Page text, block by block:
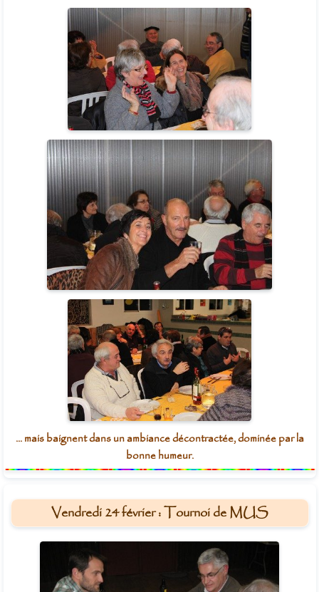
... mais baignent dans un ambiance décontractée, dominée par la
bonne humeur.
Vendredi 24 février : Tournoi de MUS